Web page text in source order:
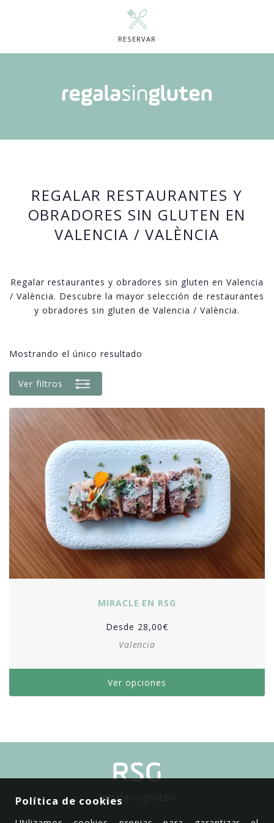
RESERVAR
REGALAR RESTAURANTES Y
OBRADORES SIN GLUTEN EN
VALENCIA / VALÈNCIA
Regalar restaurantes y obradores sin gluten en Valencia
/ València. Descubre la mayor selección de restaurantes
y obradores sin gluten de Valencia / València.
Mostrando el único resultado
Ver filtros
MIRACLE EN RSG
Desde 28,00€
Valencia
Ver opciones
Política de cookies